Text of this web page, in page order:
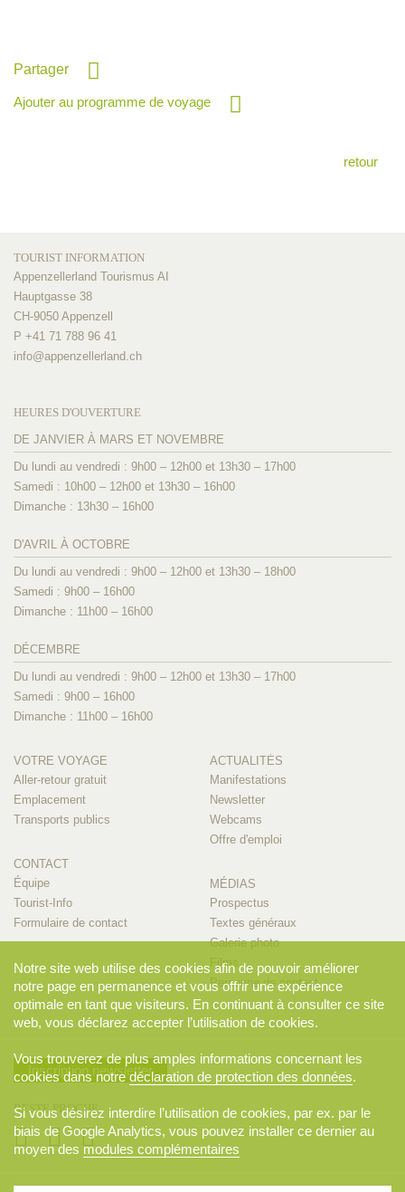
Partager
Ajouter au programme de voyage
retour
TOURIST INFORMATION
Appenzellerland Tourismus AI
Hauptgasse 38
CH-9050 Appenzell
P +41 71 788 96 41
info@appenzellerland.ch
HEURES D'OUVERTURE
DE JANVIER À MARS ET NOVEMBRE
Du lundi au vendredi : 9h00 – 12h00 et 13h30 – 17h00
Samedi : 10h00 – 12h00 et 13h30 – 16h00
Dimanche : 13h30 – 16h00
D'AVRIL À OCTOBRE
Du lundi au vendredi : 9h00 – 12h00 et 13h30 – 18h00
Samedi : 9h00 – 16h00
Dimanche : 11h00 – 16h00
DÉCEMBRE
Du lundi au vendredi : 9h00 – 12h00 et 13h30 – 17h00
Samedi : 9h00 – 16h00
Dimanche : 11h00 – 16h00
VOTRE VOYAGE
Aller-retour gratuit
Emplacement
Transports publics
CONTACT
Équipe
Tourist-Info
Formulaire de contact
ACTUALITÉS
Manifestations
Newsletter
Webcams
Offre d'emploi
MÉDIAS
Prospectus
Textes généraux
Galerie photo
Films
Personne de contact
Inscription newsletter
RESTE PROCHE
Notre site web utilise des cookies afin de pouvoir améliorer
notre page en permanence et vous offrir une expérience
optimale en tant que visiteurs. En continuant à consulter ce site
web, vous déclarez accepter l’utilisation de cookies.
Vous trouverez de plus amples informations concernant les
cookies dans notredéclaration de protection des données.
Si vous désirez interdire l’utilisation de cookies, par ex. par le
biais de Google Analytics, vous pouvez installer ce dernier au
moyen des modules complémentaires